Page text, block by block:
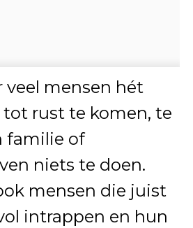
veel mensen hét
rust te komen, te
familie of
niets te doen.
mensen die juist
intrappen en hun